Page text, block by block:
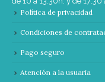
Política de privacidad
Condiciones de
Pago seguro
Atención a la usuaria